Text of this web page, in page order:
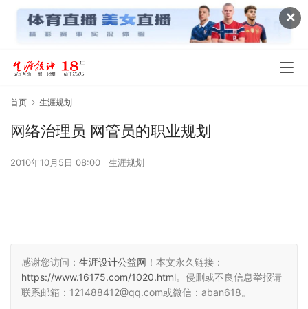
✕
首页 生涯规划
网络治理员 网管员的职业规划
2010年10月5日 08:00 生涯规划
感谢您访问： 生涯设计公益网 ！本文永久链接：
https://www.16175.com/1020.html。侵删或不良信息举报请
联系邮箱：121488412@qq.com或微信：aban618。